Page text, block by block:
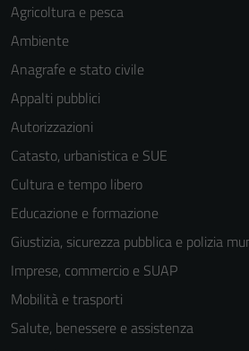
Agricoltura e pesca
Ambiente
Anagrafe e stato civile
Appalti pubblici
Autorizzazioni
Catasto, urbanistica e SUE
Cultura e tempo libero
Educazione e formazione
Giustizia, sicurezza pubblica e polizia
Imprese, commercio e SUAP
Mobilità e trasporti
Salute, benessere e assistenza